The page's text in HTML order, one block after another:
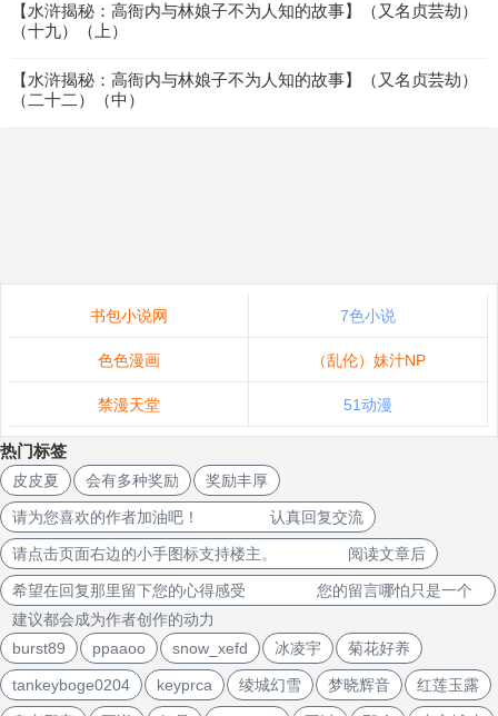
【水浒揭秘：高衙内与林娘子不为人知的故事】（又名贞芸劫）
（十九）（上）
【水浒揭秘：高衙内与林娘子不为人知的故事】（又名贞芸劫）
（二十二）（中）
书包小说网 7色小说
色色漫画 （乱伦）妹汁NP
禁漫天堂 51动漫
热门标签
皮皮夏 会有多种奖励 奖励丰厚
请为您喜欢的作者加油吧！ 认真回复交流
请点击页面右边的小手图标支持楼主。 阅读文章后
希望在回复那里留下您的心得感受 您的留言哪怕只是一个
建议都会成为作者创作的动力
burst89
ppaaoo snow_xefd 冰凌宇 菊花好养
tankeyboge0204 keyprca 绫城幻雪 梦晓辉音 红莲玉露